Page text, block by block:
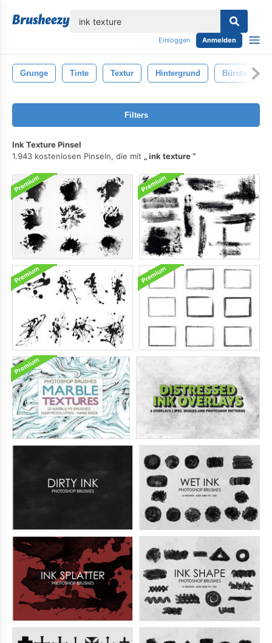
Einloggen Anmelden
Grunge Tinte Textur Hintergrund Bürste
Filters
Ink Texture Pinsel
1.943 kostenlosen Pinseln, die mit
ink texture